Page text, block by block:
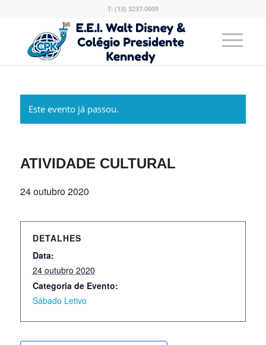
T: (13) 3237.0009
Este evento já passou.
ATIVIDADE CULTURAL
24 outubro 2020
DETALHES
Data:
24 outubro 2020
Categoria de Evento:
Sábado Letivo